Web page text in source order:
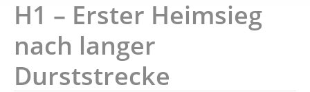
H1 – Erster Heimsieg
nach langer
Durststrecke